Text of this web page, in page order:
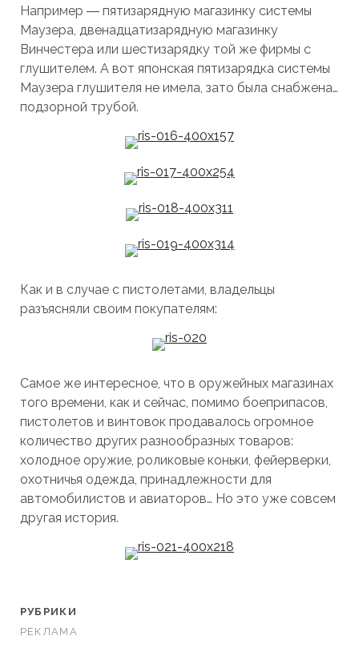
Например ― пятизарядную магазинку системы
Маузера, двенадцатизарядную магазинку
Винчестера или шестизарядку той же фирмы с
глушителем. А вот японская пятизарядка системы
Маузера глушителя не имела, зато была снабжена…
подзорной трубой.
Как и в случае с пистолетами, владельцы
разъясняли своим покупателям:
Самое же интересное, что в оружейных магазинах
того времени, как и сейчас, помимо боеприпасов,
пистолетов и винтовок продавалось огромное
количество других разнообразных товаров:
холодное оружие, роликовые коньки, фейерверки,
охотничья одежда, принадлежности для
автомобилистов и авиаторов… Но это уже совсем
другая история.
РУБРИКИ
РЕКЛАМА